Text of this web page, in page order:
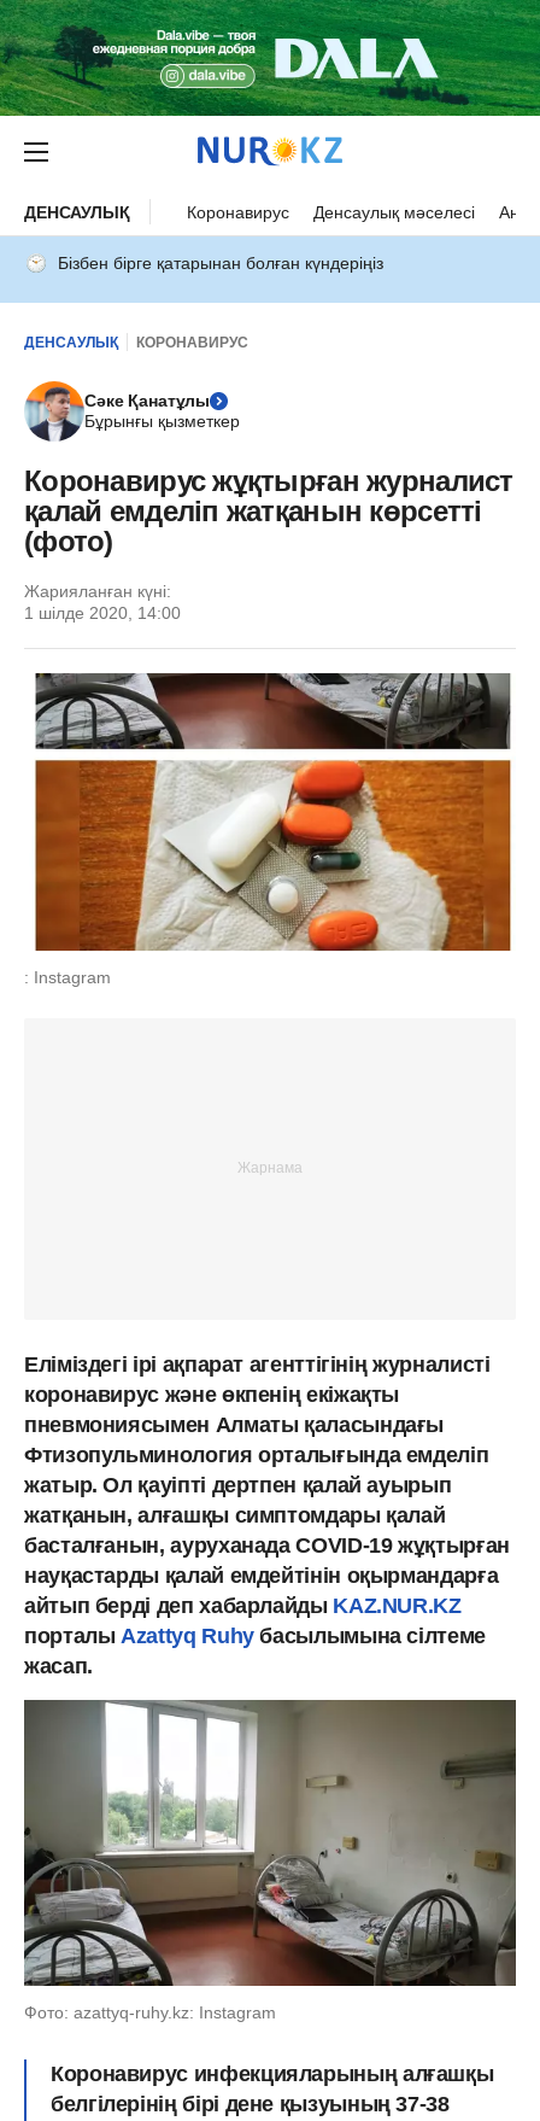
ДЕНСАУЛЫҚ Коронавирус Денсаулық мәселесі Ана
Бізбен бірге қатарынан болған күндеріңіз
ДЕНСАУЛЫҚ КОРОНАВИРУС
Сәке Қанатұлы
Бұрынғы қызметкер
Коронавирус жұқтырған журналист
қалай емделіп жатқанын көрсетті
(фото)
Жарияланған күні:
1 шілде 2020, 14:00
: Instagram
Еліміздегі ірі ақпарат агенттігінің журналисті
коронавирус және өкпенің екіжақты
пневмониясымен Алматы қаласындағы
Фтизопульминология орталығында емделіп
жатыр. Ол қауіпті дертпен қалай ауырып
жатқанын, алғашқы симптомдары қалай
басталғанын, ауруханада COVID-19 жұқтырған
науқастарды қалай емдейтінін оқырмандарға
айтып берді деп хабарлайды KAZ.NUR.KZ
порталы Azattyq Ruhyбасылымына сілтеме
жасап.
Фото: azattyq-ruhy.kz: Instagram
Коронавирус инфекцияларының алғашқы
белгілерінің бірі дене қызуының 37-38